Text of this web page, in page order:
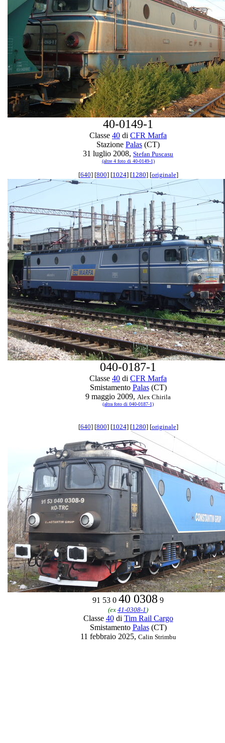
40-0149-1
Classe 40 di CFR Marfa
Stazione Palas (CT)
31 luglio 2008, Stefan Puscasu
(altre 4 foto di 40-0149-1)
[640] [800] [1024] [1280] [originale]
040-0187-1
Classe 40 di CFR Marfa
Smistamento Palas(CT)
9 maggio 2009, Alex Chirila
(altra foto di 040-0187-1)
[640] [800] [1024] [1280] [originale]
91 53 0 40 0308 9
(ex 41-0308-1 )
Classe 40di Tim Rail Cargo
Smistamento Palas(CT)
11 febbraio 2025, Calin Strimbu